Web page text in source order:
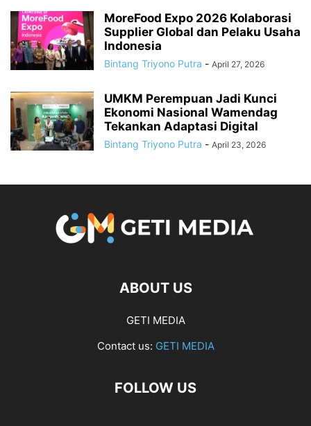
MoreFood Expo 2026 Kolaborasi
Supplier Global dan Pelaku Usaha
Indonesia
Bintang Triyono Putra - April 27, 2026
UMKM Perempuan Jadi Kunci
Ekonomi Nasional Wamendag
Tekankan Adaptasi Digital
Bintang Triyono Putra - April 23, 2026
ABOUT US
GETI MEDIA
Contact us: GETI MEDIA
FOLLOW US